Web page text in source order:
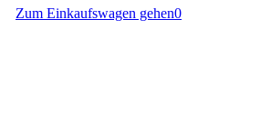
Zum Einkaufswagen gehen0